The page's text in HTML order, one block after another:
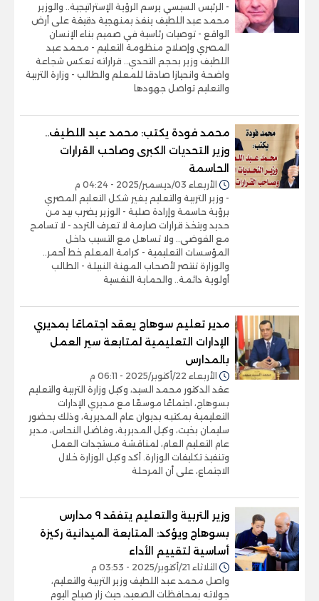
- الرئيس السيسي يرسم الرؤية الإستراتيجية.. والوزير
محمد عبد اللطيف ينفذ بمنهجية دقيقة على أرض
الواقع - توصيات رئاسية في صميم بناء الإنسان
المصري وإصلاح منظومة التعليم - محمد عبد
اللطيف وزير بحجم التحدي.. قراراته تعكس شجاعة
واضحة وانحيازا صادقا للمعلم والطالب - وزارة التربية
والتعليم تواصل جهودها
محمد فودة يكتب: محمد عبد اللطيف..
وزير التحديات الكبرى وصاحب القرارات
الحاسمة
الأربعاء 03/ديسمبر/2025 - 04:24 م
- وزير التربية والتعليم يغير شكل التعليم المصري
برؤية حاسمة وإرادة صلبة - الوزير يضرب بيد من
حديد ويتخذ قرارات صارمة لا تعرف التردد - لا تسامح
مع الفوضى.. ولا تساهل مع التسيب داخل
المؤسسات التعليمية - كرامة المعلم خط أحمر..
والوزارة تنتصر لأصحاب المهنة النبيلة - الطالب
أولوية دائمة.. والحماية النفسية
مدير تعليم سوهاج يعقد اجتماعًا بمديري
الإدارات التعليمية لمتابعة سير العمل
بالمدارس
الأربعاء 22/أكتوبر/2025 - 06:11 م
عقد الدكتور محمد السيد، وكيل وزارة التربية والتعليم
بسوهاج، اجتماعًا موسعًا مع مديري الإدارات
التعليمية بمكتبه بديوان عام المديرية، وذلك بحضور
سليمان بخيت، وكيل المديرية، وفاضل النحاس، مدير
عام التعليم العام، لمناقشة مستجدات العمل
وتنفيذ تكليفات الوزارة. أكد وكيل الوزارة خلال
الاجتماع، على أن المرحلة
وزير التربية والتعليم يتفقد ٩ مدارس
بسوهاج ويؤكد: المتابعة الميدانية ركيزة
أساسية لتقييم الأداء
الثلاثاء 21/أكتوبر/2025 - 03:53 م
واصل محمد عبد اللطيف وزير التربية والتعليم،
جولاته بمحافظات الصعيد، حيث زار صباح اليوم